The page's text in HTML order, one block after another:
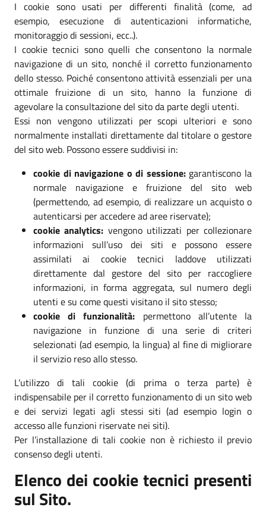
I cookie sono usati per differenti finalità (come, ad
esempio, esecuzione di autenticazioni informatiche,
monitoraggio di sessioni, ecc..).
I cookie tecnici sono quelli che consentono la normale
navigazione di un sito, nonché il corretto funzionamento
dello stesso. Poiché consentono attività essenziali per una
ottimale fruizione di un sito, hanno la funzione di
agevolare la consultazione del sito da parte degli utenti.
Essi non vengono utilizzati per scopi ulteriori e sono
normalmente installati direttamente dal titolare o gestore
del sito web. Possono essere suddivisi in:
cookie di navigazione o di sessione:garantiscono la
normale navigazione e fruizione del sito web
(permettendo, ad esempio, di realizzare un acquisto o
autenticarsi per accedere ad aree riservate);
cookie analytics: vengono utilizzati per collezionare
informazioni sull’uso dei siti e possono essere
assimilati ai cookie tecnici laddove utilizzati
direttamente dal gestore del sito per raccogliere
informazioni, in forma aggregata, sul numero degli
utenti e su come questi visitano il sito stesso;
cookie di funzionalità: permettono all’utente la
navigazione in funzione di una serie di criteri
selezionati (ad esempio, la lingua) al fine di migliorare
il servizio reso allo stesso.
L’utilizzo di tali cookie (di prima o terza parte) è
indispensabile per il corretto funzionamento di un sito web
e dei servizi legati agli stessi siti (ad esempio login o
accesso alle funzioni riservate nei siti).
Per l’installazione di tali cookie non è richiesto il previo
consenso degli utenti.
Elenco dei cookie tecnici presenti
sul Sito.